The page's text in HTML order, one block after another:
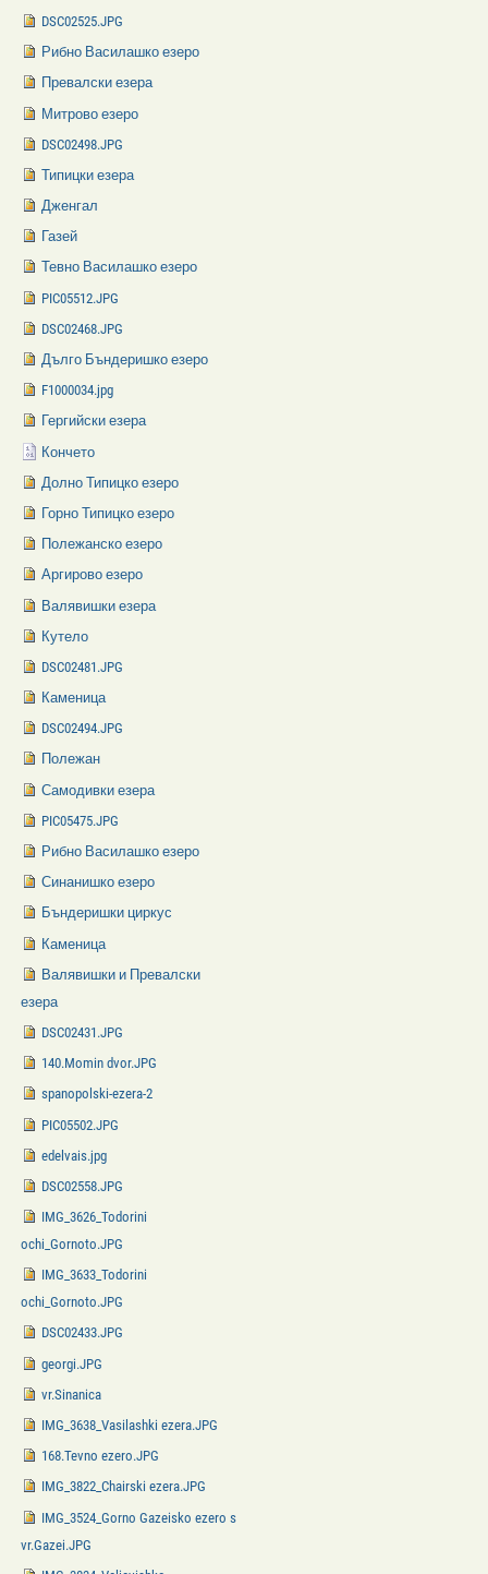
DSC02525.JPG
Рибно Василашко езеро
Превалски езера
Митрово езеро
DSC02498.JPG
Типицки езера
Дженгал
Газей
Тевно Василашко езеро
PIC05512.JPG
DSC02468.JPG
Дълго Бъндеришко езеро
F1000034.jpg
Гергийски езера
Кончето
Долно Типицко езеро
Горно Типицко езеро
Полежанско езеро
Аргирово езеро
Валявишки езера
Кутело
DSC02481.JPG
Каменица
DSC02494.JPG
Полежан
Самодивки езера
PIC05475.JPG
Рибно Василашко езеро
Синанишко езеро
Бъндеришки циркус
Каменица
Валявишки и Превалски
езера
DSC02431.JPG
140.Momin dvor.JPG
spanopolski-ezera-2
PIC05502.JPG
edelvais.jpg
DSC02558.JPG
IMG_3626_Todorini
ochi_Gornoto.JPG
IMG_3633_Todorini
ochi_Gornoto.JPG
DSC02433.JPG
georgi.JPG
vr.Sinanica
IMG_3638_Vasilashki ezera.JPG
168.Tevno ezero.JPG
IMG_3822_Chairski ezera.JPG
IMG_3524_Gorno Gazeisko ezero s
vr.Gazei.JPG